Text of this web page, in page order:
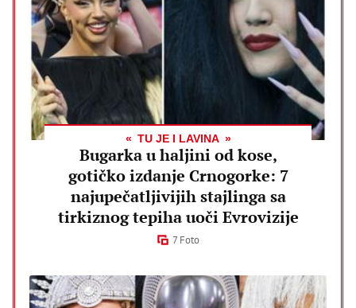
TU JE I LAVINA
Bugarka u haljini od kose,
gotičko izdanje Crnogorke: 7
najupečatljivijih stajlinga sa
tirkiznog tepiha uoči Evrovizije
7 Foto